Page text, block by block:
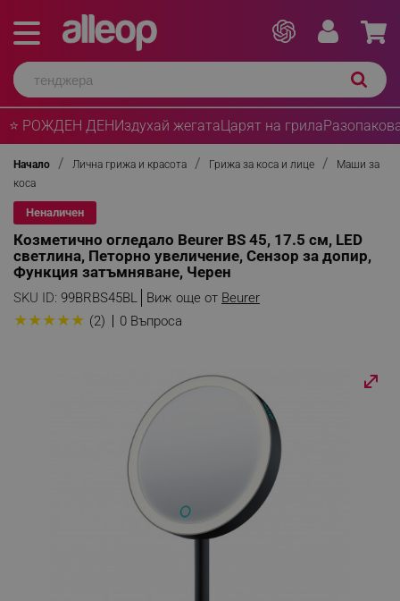
⭐ РОЖДЕН ДЕНИздухай жегатаЦарят на грила
Начало Лична грижа и красота Грижа за коса и лице
Маши за
коса
Неналичен
Козметично огледало Beurer BS 45, 17.5 см, LED
светлина, Петорно увеличение, Сензор за допир,
Функция затъмняване, Черен
SKU ID: 99BRBS45BL Виж още от Beurer
★★★★★ (2) 0 Въпроса